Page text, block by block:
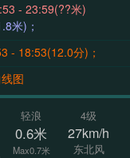
18:53 - 23:59(??米)
米)；
- 18:53(12.0分)；
图
轻浪
0.6米
Max0.7米
4级
27km/h
东北风